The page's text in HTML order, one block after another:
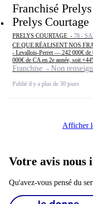
Franchisé
Prelys Courtage
PRELYS COURTAGE - 78 -
CE QUE RÉALISENT NOS
- Levallois-Perret — 242 000€
000€ de CA en 2e année, soit
Franchise - Non
Publié il y a plus de 30 jours
Afficher
Votre avis nous
Qu'avez-vous pensé du